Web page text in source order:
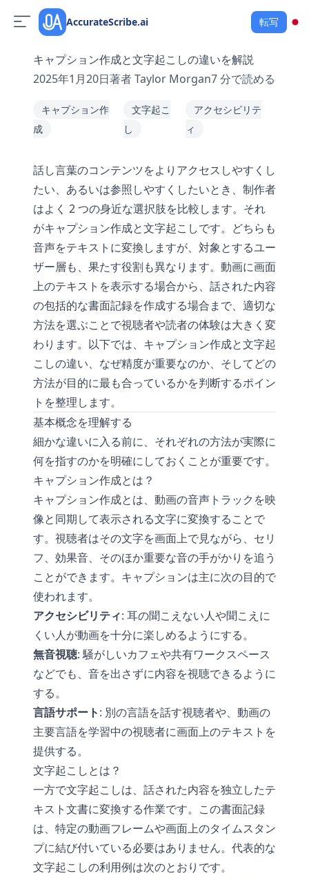
AccurateScribe.ai 転写
キャプション作成と文字起こしの違いを解説
2025年1月20日著者Taylor Morgan7分で読める
キャプション作
成
文字起こ
し
アクセシビリテ
ィ
話し言葉のコンテンツをよりアクセスしやすくし
たい、あるいは参照しやすくしたいとき、制作者
はよく 2 つの身近な選択肢を比較します。それ
がキャプション作成と文字起こしです。どちらも
音声をテキストに変換しますが、対象とするユー
ザー層も、果たす役割も異なります。動画に画面
上のテキストを表示する場合から、話された内容
の包括的な書面記録を作成する場合まで、適切な
方法を選ぶことで視聴者や読者の体験は大きく変
わります。以下では、キャプション作成と文字起
こしの違い、なぜ精度が重要なのか、そしてどの
方法が目的に最も合っているかを判断するポイン
トを整理します。
基本概念を理解する
細かな違いに入る前に、それぞれの方法が実際に
何を指すのかを明確にしておくことが重要です。
キャプション作成とは？
キャプション作成とは、動画の音声トラックを映
像と同期して表示される文字に変換することで
す。視聴者はその文字を画面上で見ながら、セリ
フ、効果音、そのほか重要な音の手がかりを追う
ことができます。キャプションは主に次の目的で
使われます。
アクセシビリティ: 耳の聞こえない人や聞こえに
くい人が動画を十分に楽しめるようにする。
無音視聴: 騒がしいカフェや共有ワークスペース
などでも、音を出さずに内容を視聴できるように
する。
言語サポート: 別の言語を話す視聴者や、動画の
主要言語を学習中の視聴者に画面上のテキストを
提供する。
文字起こしとは？
一方で文字起こしは、話された内容を独立したテ
キスト文書に変換する作業です。この書面記録
は、特定の動画フレームや画面上のタイムスタン
プに結び付いている必要はありません。代表的な
文字起こしの利用例は次のとおりです。